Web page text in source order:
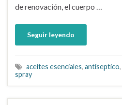
de renovación, el cuerpo …
Seguir leyendo
aceites esenciales, antiseptico,
spray